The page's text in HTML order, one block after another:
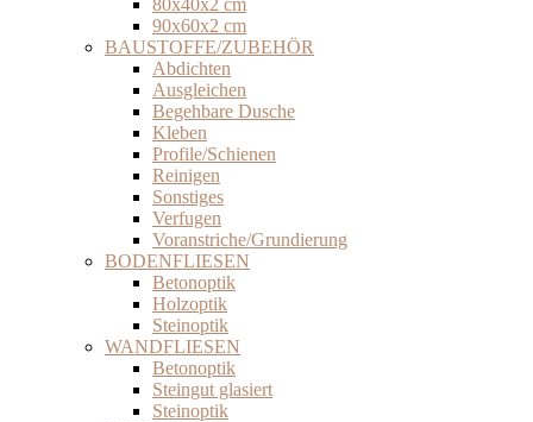
80x40x2 cm
90x60x2 cm
BAUSTOFFE/ZUBEHÖR
Abdichten
Ausgleichen
Begehbare Dusche
Kleben
Profile/Schienen
Reinigen
Sonstiges
Verfugen
Voranstriche/Grundierung
BODENFLIESEN
Betonoptik
Holzoptik
Steinoptik
WANDFLIESEN
Betonoptik
Steingut glasiert
Steinoptik